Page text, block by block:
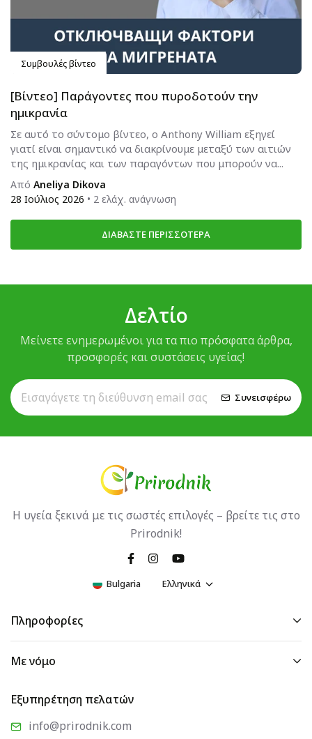
Συμβουλές βίντεο
[Βίντεο] Παράγοντες που πυροδοτούν την
ημικρανία
Σε αυτό το σύντομο βίντεο, ο Anthony William εξηγεί
γιατί είναι σημαντικό να διακρίνουμε μεταξύ των αιτιών
της ημικρανίας και των παραγόντων που μπορούν να...
Από Aneliya Dikova
28 Ιούλιος 2026 • 2 ελάχ. ανάγνωση
ΔΙΑΒΆΣΤΕ ΠΕΡΙΣΣΌΤΕΡΑ
Δελτίο
Μείνετε ενημερωμένοι για τα πιο πρόσφατα άρθρα,
προσφορές και συστάσεις υγείας!
Συνεισφέρω
Η υγεία ξεκινά με τις σωστές επιλογές – βρείτε τις στο
Prirodnik!
Bulgaria Ελληνικά
Πληροφορίες
Με νόμο
Εξυπηρέτηση πελατών
info@prirodnik.com